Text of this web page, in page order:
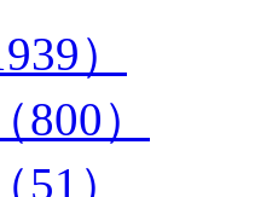
）
）
）